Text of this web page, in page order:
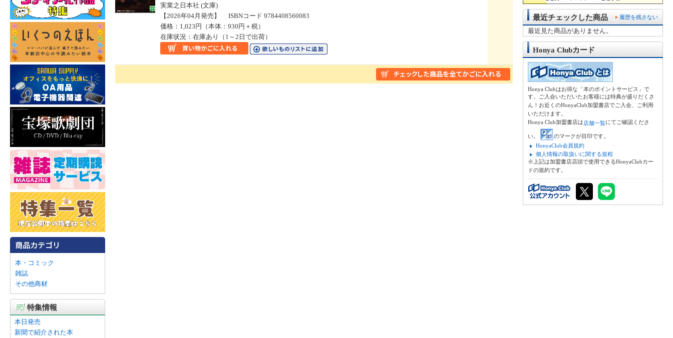
本・コミック
雑誌
その他商材
特集情報
本日発売
新聞で紹介された本
実業之日本社 (文庫)
【2026年04月発売】 ISBNコード 9784408560083
価格：1,023円（本体：930円＋税）
在庫状況：在庫あり（1～2日で出荷）
履歴を残さない
最近チェックした商品
最近見た商品がありません。
Honya Clubカード
Honya Clubはお得な「本のポイントサービス」で
す。ご入会いただいたお客様には特典が盛りだくさ
ん！お近くのHonyaClub加盟書店でご入会、ご利用
いただけます。
Honya Club加盟書店は店舗一覧にてご確認くださ
い。
のマークが目印です。
HonyaClub会員規約
個人情報の取扱いに関する規程
※上記は加盟書店店頭で使用できるHonyaClubカー
ドの規約です。